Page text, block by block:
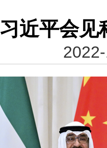
习近平会见